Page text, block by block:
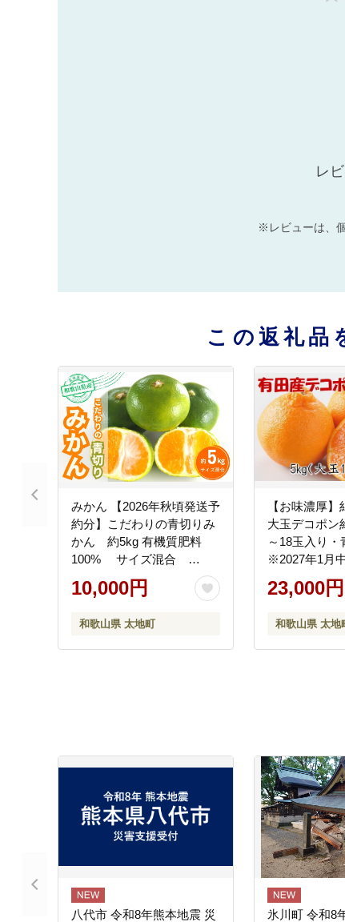
レ
※レビューは、
この返礼品
みかん 【2026年秋頃発送予
約分】こだわりの青切りみ
かん 約5kg 有機質肥料
100% サイズ混合
※2026年9月～10月に順次
発送予定（お届け日指定不
10,000円
和歌山県 太地町
【お味濃厚
大玉デコポン
～18玉入り・
※2027年1月
月中旬頃順次
【tec811B】
23,000円
和歌山県 太地
八代市 令和8年熊本地震 災
氷川町 令和8